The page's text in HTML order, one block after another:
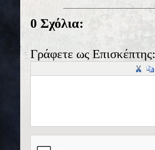
0 Σχόλια:
Γράφετε ως Επισκέπτης: